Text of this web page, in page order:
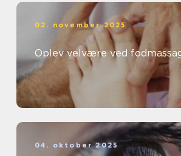
02. november 2025
Oplev velvære ved
04. oktober 2025